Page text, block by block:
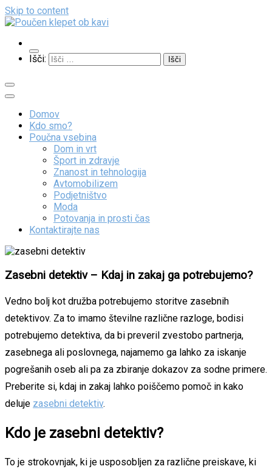
Skip to content
Poučen klepet ob kavi
Veliko zanimivih vsebin
Išči:
Domov
Kdo smo?
Poučna vsebina
Dom in vrt
Šport in zdravje
Znanost in tehnologija
Avtomobilizem
Podjetništvo
Moda
Potovanja in prosti čas
Kontaktirajte nas
Zasebni detektiv – Kdaj in zakaj ga potrebujemo?
Vedno bolj kot družba potrebujemo storitve zasebnih
detektivov. Za to imamo številne različne razloge, bodisi
potrebujemo detektiva, da bi preveril zvestobo partnerja,
zasebnega ali poslovnega, najamemo ga lahko za iskanje
pogrešanih oseb ali pa za zbiranje dokazov za sodne primere.
Preberite si, kdaj in zakaj lahko poiščemo pomoč in kako
deluje zasebni detektiv.
Kdo je zasebni detektiv?
To je strokovnjak, ki je usposobljen za različne preiskave, ki